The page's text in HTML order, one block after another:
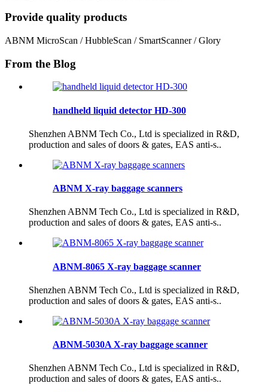
Provide quality products
ABNM MicroScan / HubbleScan / SmartScanner / Glory
From the Blog
handheld liquid detector HD-300
Shenzhen ABNM Tech Co., Ltd is specialized in R&D,
production and sales of doors & gates, EAS anti-s..
ABNM X-ray baggage scanners
Shenzhen ABNM Tech Co., Ltd is specialized in R&D,
production and sales of doors & gates, EAS anti-s..
ABNM-8065 X-ray baggage scanner
Shenzhen ABNM Tech Co., Ltd is specialized in R&D,
production and sales of doors & gates, EAS anti-s..
ABNM-5030A X-ray baggage scanner
Shenzhen ABNM Tech Co., Ltd is specialized in R&D,
production and sales of doors & gates, EAS anti-s..